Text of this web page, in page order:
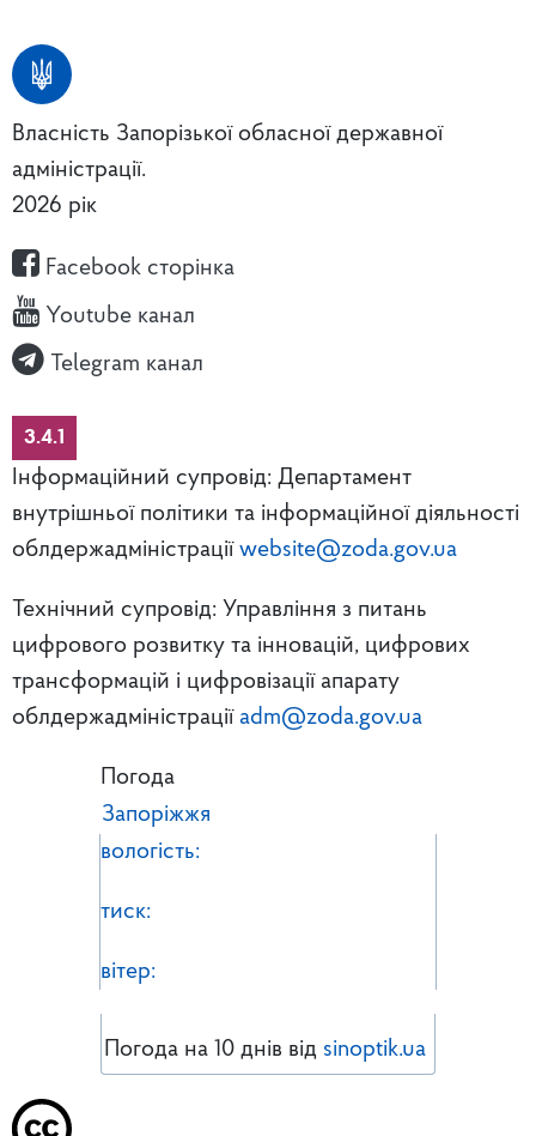
Власність Запорізької обласної державної
адміністрації.
2026 рік
Facebook сторінка
Youtube канал
Telegram канал
3.4.1
Інформаційний супровід: Департамент
внутрішньої політики та інформаційної діяльності
облдержадміністрації website@zoda.gov.ua
Технічний супровід: Управління з питань
цифрового розвитку та інновацій, цифрових
трансформацій і цифровізації апарату
облдержадміністрації adm@zoda.gov.ua
Погода
Запоріжжя
вологість:
тиск:
вітер:
Погода на 10 днів від sinoptik.ua